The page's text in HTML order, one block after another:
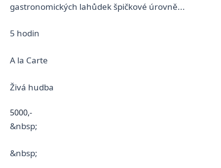
gastronomických lahůdek špičkové úrovně...
5 hodin
A la Carte
Živá hudba
5000,-
&nbsp;
&nbsp;